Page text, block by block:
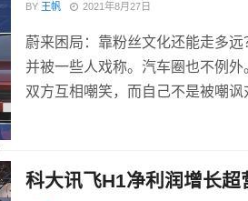
BY 王帆 2021年8月27日
蔚来困局：靠粉丝文化还能走多远
并被一些人戏称。汽车圈也不例外
双方互相嘲笑，而自己不是被嘲
科大讯飞H1净利润增长